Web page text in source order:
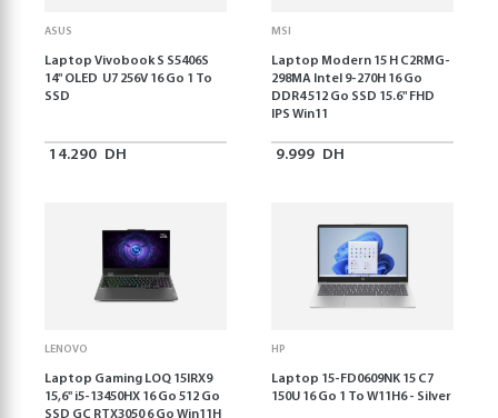
ASUS
Laptop Vivobook S S5406S
14" OLED U7 256V 16 Go 1 To
SSD
14.290 DH
MSI
Laptop Modern 15 H C2RMG-
298MA Intel 9-270H 16 Go
DDR4 512 Go SSD 15.6" FHD
IPS Win11
9.999 DH
LENOVO
Laptop Gaming LOQ 15IRX9
15,6'' i5-13450HX 16 Go 512 Go
SSD GC RTX3050 6 Go Win11H
HP
Laptop 15-FD0609NK 15 C7
150U 16 Go 1 To W11H6 - Silver